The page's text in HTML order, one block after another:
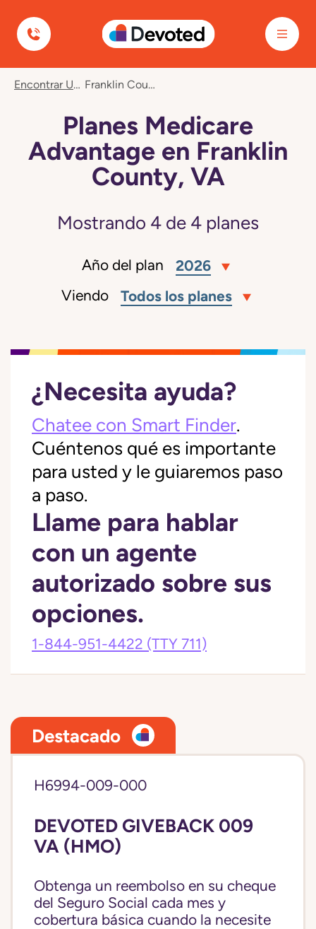
Devoted Health
Encontrar Un Plan Franklin County, VA
Planes Medicare
Advantage en Franklin
County, VA
Mostrando 4 de 4 planes
Año del plan 2026
Viendo Todos los planes
¿Necesita ayuda?
Chatee con Smart Finder.
Cuéntenos qué es importante
para usted y le guiaremos paso
a paso.
Llame para hablar
con un agente
autorizado sobre sus
opciones.
1-844-951-4422 (TTY 711)
Destacado
H6994-009-000
DEVOTED GIVEBACK 009
VA (HMO)
Obtenga un reembolso en su cheque
del Seguro Social cada mes y
cobertura básica cuando la necesite